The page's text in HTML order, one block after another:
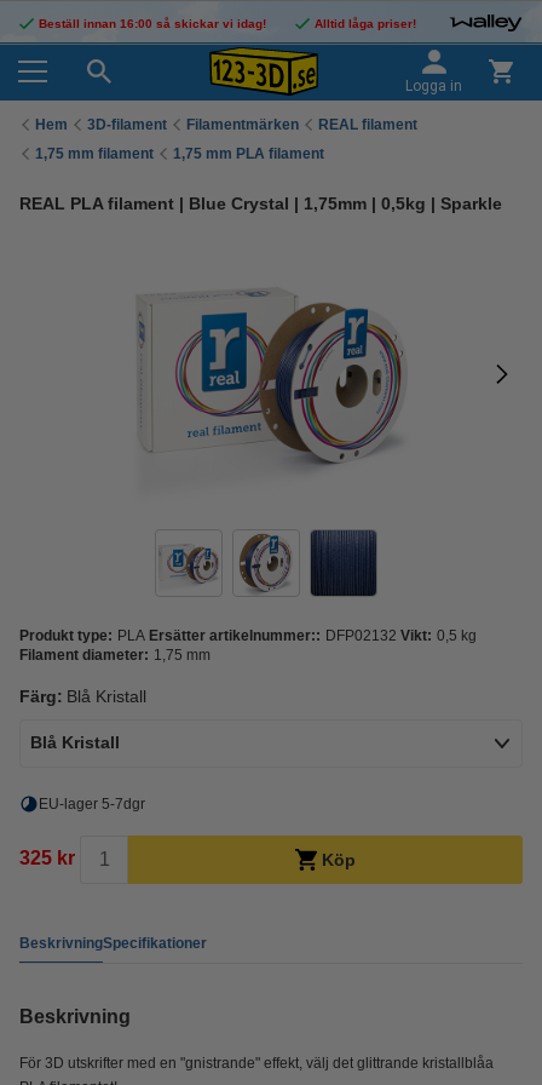
Beställ innan 16:00 så skickar vi idag! Alltid låga priser!
Logga in
Hem 3D-filament Filamentmärken
REAL filament
1,75 mm filament
1,75 mm PLA filament
REAL PLA filament | Blue Crystal | 1,75mm | 0,5kg | Sparkle
Produkt type: PLA Ersätter artikelnummer:: DFP02132 Vikt: 0,5 kg
Filament diameter: 1,75 mm
Färg: Blå Kristall
Blå Kristall
EU-lager 5-7dgr
325 kr Köp
BeskrivningSpecifikationer
Beskrivning
För 3D utskrifter med en "gnistrande" effekt, välj det glittrande kristallblåa